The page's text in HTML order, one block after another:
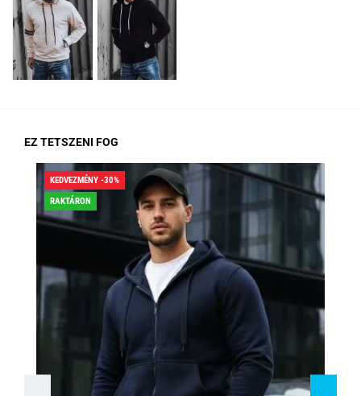
EZ TETSZENI FOG
KEDVEZMÉNY -30%
RAKTÁRON